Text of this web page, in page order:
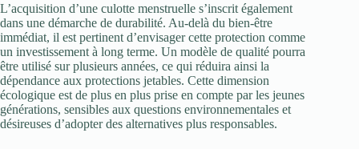
L’acquisition d’une culotte menstruelle s’inscrit également
dans une démarche de durabilité. Au-delà du bien-être
immédiat, il est pertinent d’envisager cette protection comme
un investissement à long terme. Un modèle de qualité pourra
être utilisé sur plusieurs années, ce qui réduira ainsi la
dépendance aux protections jetables. Cette dimension
écologique est de plus en plus prise en compte par les jeunes
générations, sensibles aux questions environnementales et
désireuses d’adopter des alternatives plus responsables.